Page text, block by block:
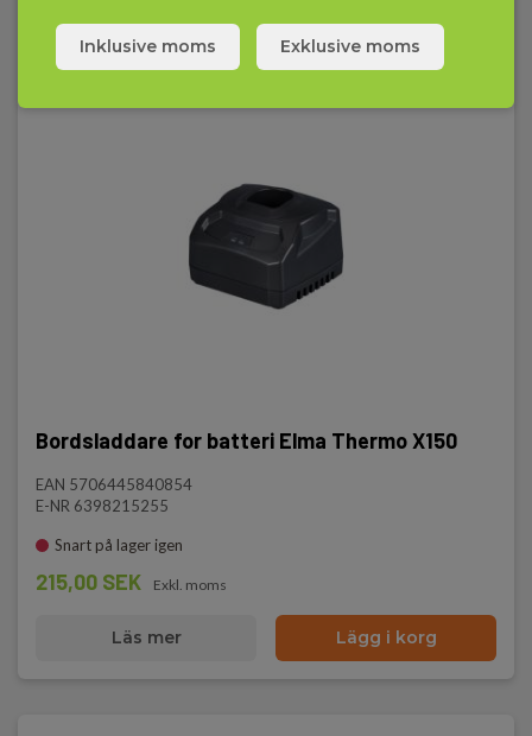
Bordsladdare for batteri Elma Thermo X150
EAN 5706445840854
E-NR 6398215255
Snart på lager igen
215,00 SEK Exkl. moms
Läs mer Lägg i korg
Inklusive moms Exklusive moms